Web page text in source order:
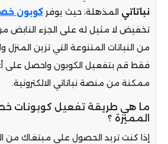
نباتاتي المذهلة، حيث يوفر كوبون
تخفيض لا مثيل له على الجزء النابض
من النباتات المتنوعة التي تزين المنزل
فقط قم بتفعيل الكوبون واحصل على
ممكنة من منصة نباتاتي الالكترونية.
ما هي طريقة تفعيل كوبونات
المميزة ؟
إذا كنت تريد الحصول على مبتغاك من